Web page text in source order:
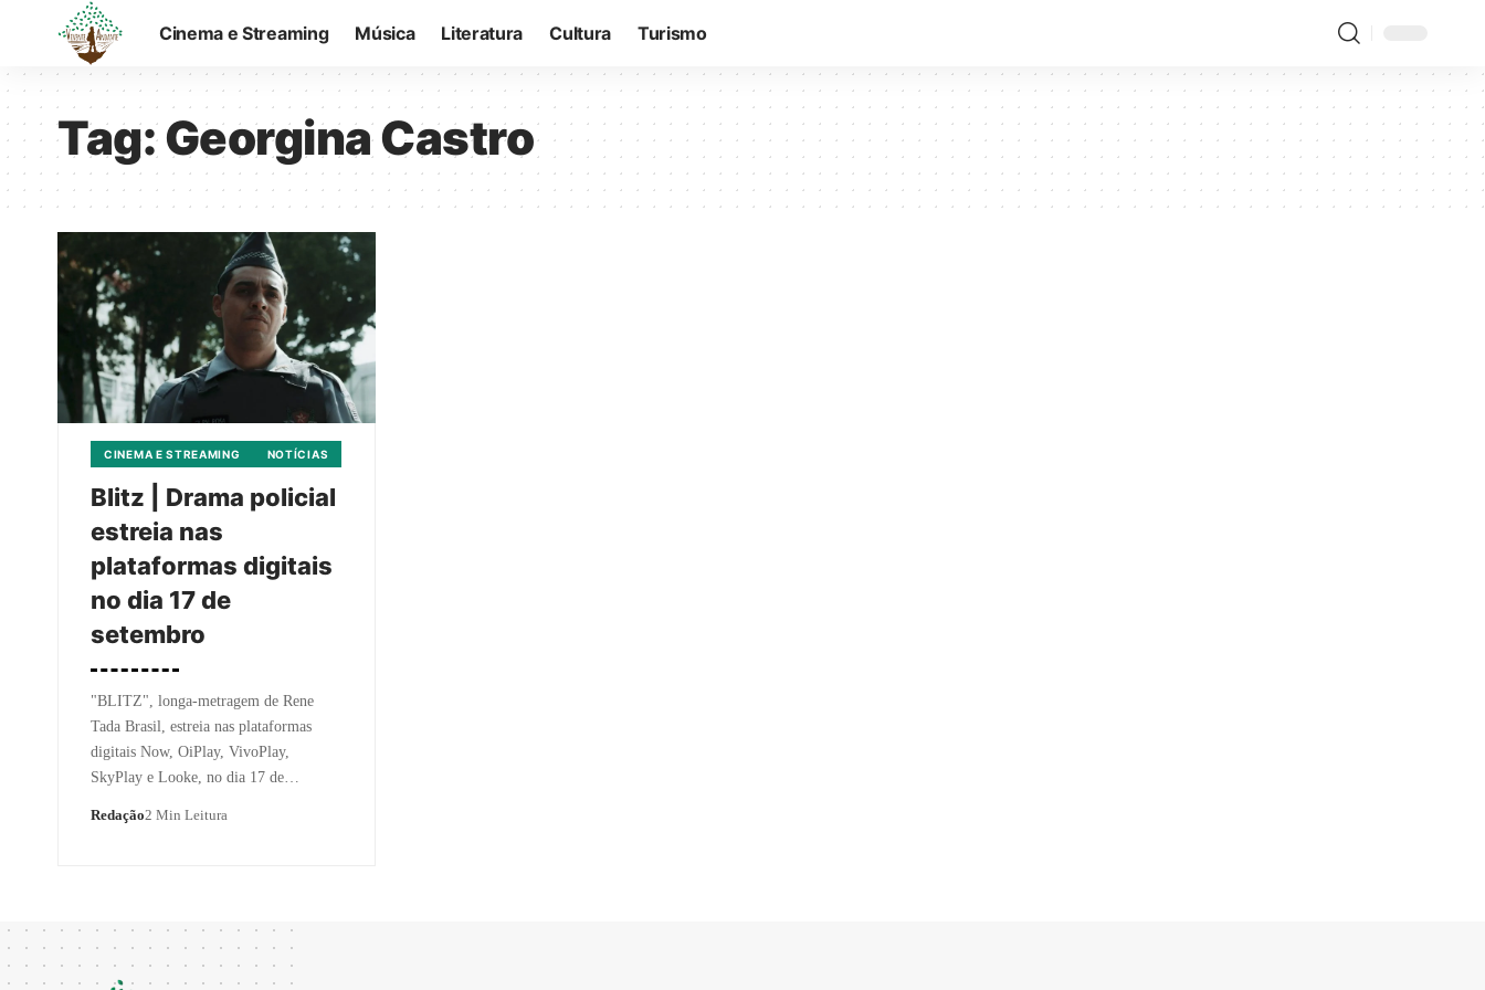
Cinema e Streaming Música Literatura Cultura Turismo
Tag:Georgina Castro
CINEMA E STREAMING NOTÍCIAS
Blitz | Drama policial
estreia nas
plataformas digitais
no dia 17 de
setembro
"BLITZ", longa-metragem de Rene
Tada Brasil, estreia nas plataformas
digitais Now, OiPlay, VivoPlay,
SkyPlay e Looke, no dia 17 de…
Redação2 Min Leitura